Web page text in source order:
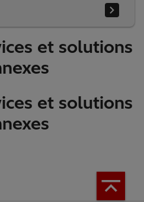
et solutions
et solutions